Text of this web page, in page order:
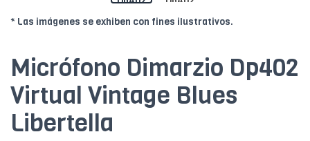
* Las imágenes se exhiben con fines ilustrativos.
Micrófono Dimarzio Dp402
Virtual Vintage Blues
Libertella